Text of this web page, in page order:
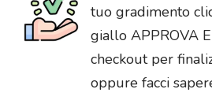
tuo gradimento
giallo APPROVA
checkout per
oppure facci